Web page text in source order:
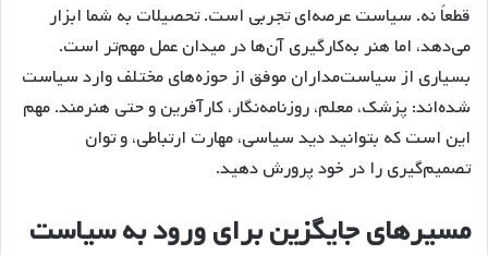
قطعاً نه. سیاست عرصه‌ای تجربی است. تحصیلات به شما ابزار
می‌دهد، اما هنر به‌کارگیری آن‌ها در میدان عمل مهم‌تر است.
بسیاری از سیاست‌مداران موفق از حوزه‌های مختلف وارد سیاست
شده‌اند: پزشک، معلم، روزنامه‌نگار، کارآفرین و حتی هنرمند. مهم
این است که بتوانید دید سیاسی، مهارت ارتباطی، و توان
تصمیم‌گیری را در خود پرورش دهید.
مسیرهای جایگزین برای ورود به سیاست